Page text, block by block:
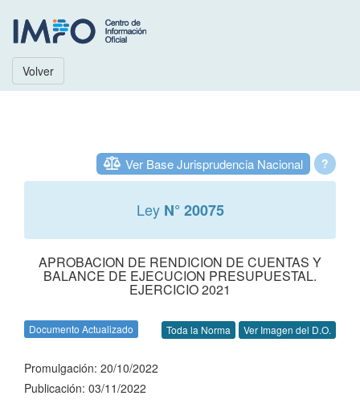
Volver
?
Ver Base Jurisprudencia Nacional
Ley N° 20075
APROBACION DE RENDICION DE CUENTAS Y
BALANCE DE EJECUCION PRESUPUESTAL.
EJERCICIO 2021
Documento Actualizado Toda la Norma Ver Imagen del D.O.
Promulgación: 20/10/2022
Publicación: 03/11/2022